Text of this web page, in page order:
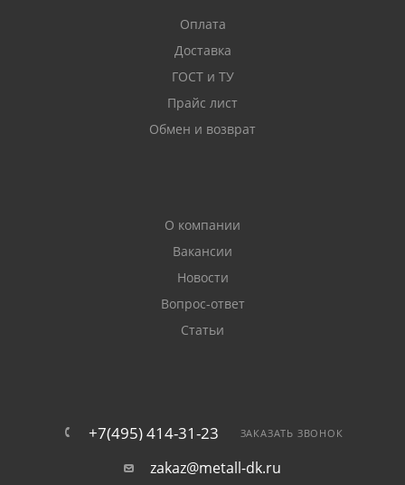
Оплата
Доставка
ГОСТ и ТУ
Прайс лист
Обмен и возврат
О компании
Вакансии
Новости
Вопрос-ответ
Статьи
+7(495) 414-31-23 ЗАКАЗАТЬ ЗВОНОК
zakaz@metall-dk.ru